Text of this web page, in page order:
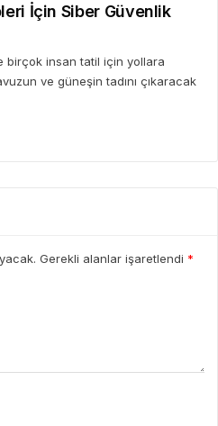
İçin Siber Güvenlik
birçok insan tatil için yollara
ve güneşin tadını çıkaracak
Gerekli alanlar işaretlendi *